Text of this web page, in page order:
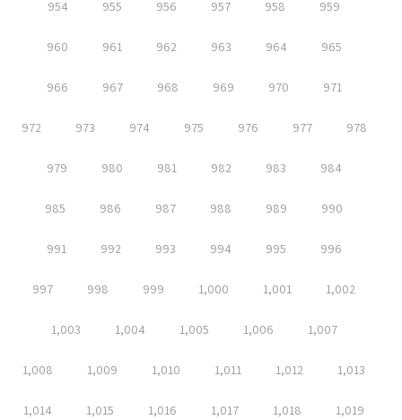
954 955 956 957 958 959
960 961 962 963 964 965
966 967 968 969 970 971
972 973 974 975 976 977 978
979 980 981 982 983 984
985 986 987 988 989 990
991 992 993 994 995 996
997 998 999 1,000 1,001 1,002
1,003 1,004 1,005 1,006 1,007
1,008 1,009 1,010 1,011 1,012 1,013
1,014 1,015 1,016 1,017 1,018 1,019